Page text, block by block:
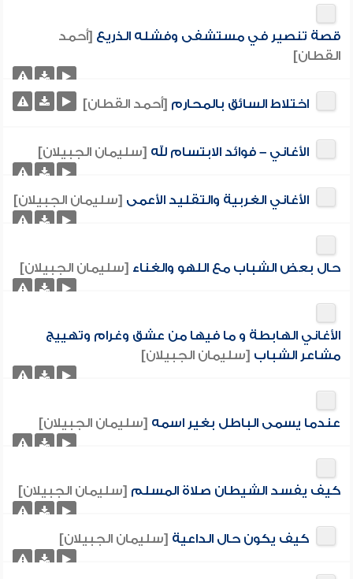
قصة تنصير في مستشفى وفشله الذريع [أحمد
القطان]
اختلاط السائق بالمحارم [أحمد القطان]
الأغاني – فوائد الابتسام لله [سليمان الجبيلان]
الأغاني الغربية والتقليد الأعمى [سليمان الجبيلان]
حال بعض الشباب مع اللهو والغناء [سليمان الجبيلان]
الأغاني الهابطة و ما فيها من عشق وغرام وتهييج
مشاعر الشباب [سليمان الجبيلان]
عندما يسمى الباطل بغير اسمه [سليمان الجبيلان]
كيف يفسد الشيطان صلاة المسلم [سليمان الجبيلان]
كيف يكون حال الداعية [سليمان الجبيلان]